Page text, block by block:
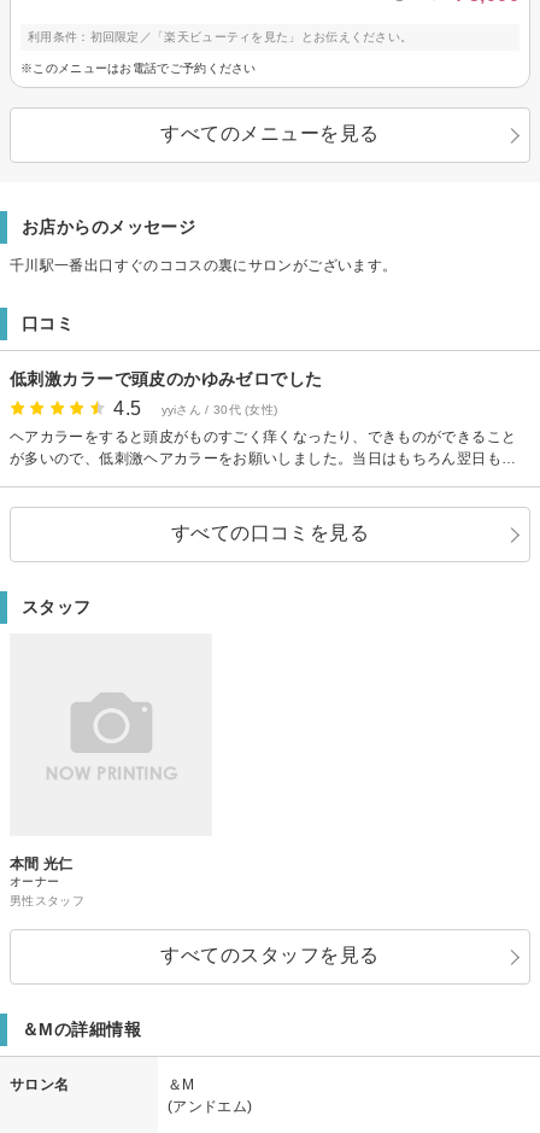
利用条件：初回限定／「楽天ビューティを見た」とお伝えください。
※このメニューはお電話でご予約ください
すべてのメニューを見る
お店からのメッセージ
千川駅一番出口すぐのココスの裏にサロンがございます。
口コミ
低刺激カラーで頭皮のかゆみゼロでした
4.5 yyiさん / 30代 (女性)
ヘアカラーをすると頭皮がものすごく痒くなったり、できものができること
が多いので、低刺激ヘアカラーをお願いしました。当日はもちろん翌日も全
すべての口コミを見る
スタッフ
本間 光仁
オーナー
男性スタッフ
すべてのスタッフを見る
＆Mの詳細情報
サロン名
＆M
(アンドエム)